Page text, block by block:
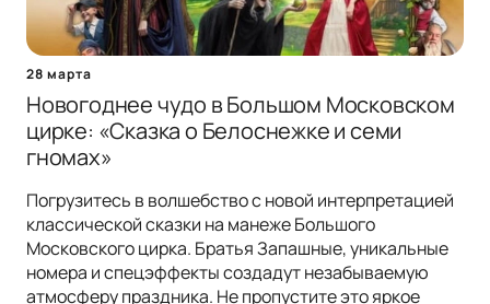
28 марта
Новогоднее чудо в Большом Московском
цирке: «Сказка о Белоснежке и семи
гномах»
Погрузитесь в волшебство с новой интерпретацией
классической сказки на манеже Большого
Московского цирка. Братья Запашные, уникальные
номера и спецэффекты создадут незабываемую
атмосферу праздника. Не пропустите это яркое